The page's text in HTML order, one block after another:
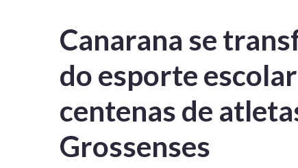
Canarana se
do esporte
centenas de
Grossenses